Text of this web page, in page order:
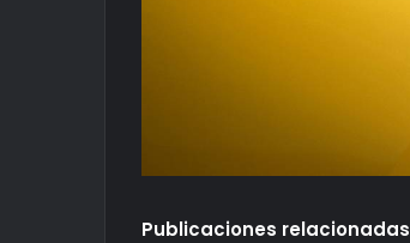
Publicaciones relacionadas